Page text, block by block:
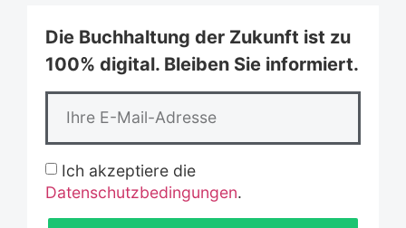
Die Buchhaltung der Zukunft ist zu
100% digital. Bleiben Sie informiert.
Ich akzeptiere die
Datenschutzbedingungen.